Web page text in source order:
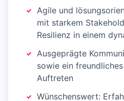
Agile und
mit starkem
Resilienz in einem
Ausgeprägte
sowie ein
Auftreten
Wünschenswert: